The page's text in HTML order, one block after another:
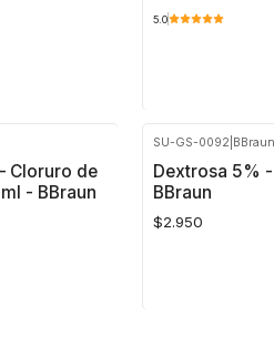
5.0
Cloruro de
- BBraun
SU-GS-0092 BBraun
Dextrosa 5%
BBraun
$2.950